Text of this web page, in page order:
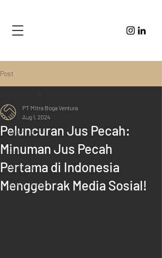
Post
All Posts
XI BO BA
XIJI
CO.CHOC
BAKSO KEMON
Peluncuran Jus Pecah:
Minuman Jus Pecah
Pertama di Indonesia
Menggebrak Media Sosial!
PT Mitra Boga Ventura
Aug 1, 2024